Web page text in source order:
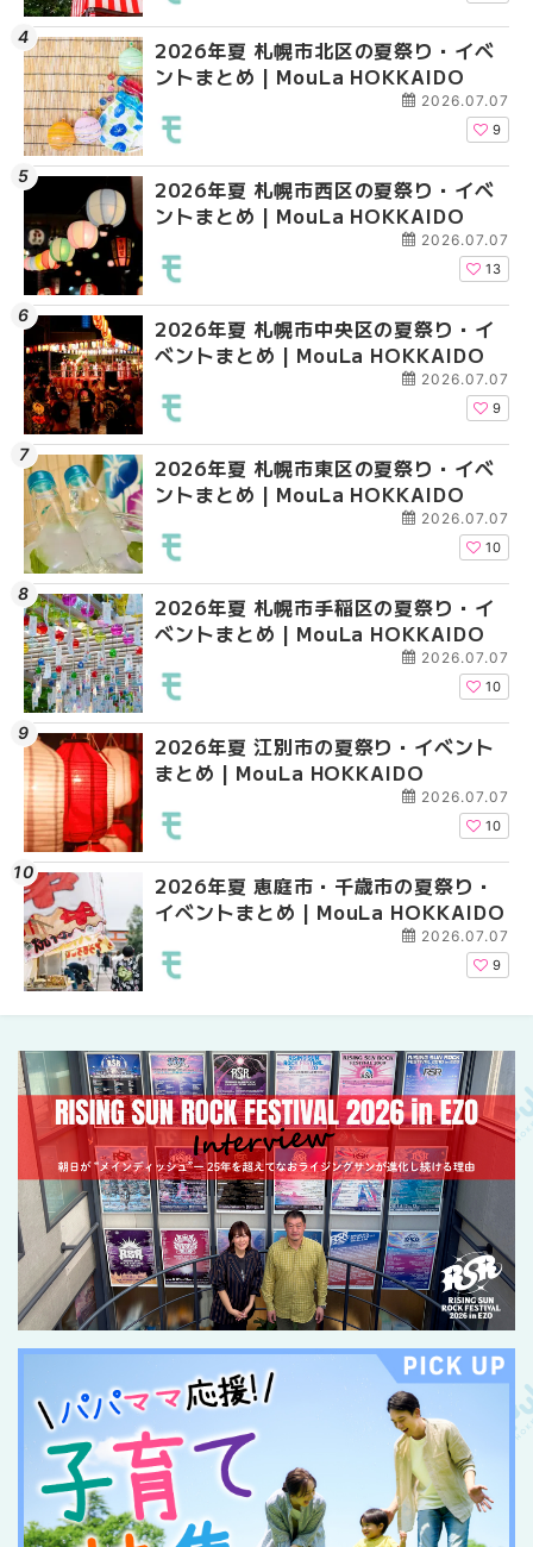
2026年夏 札幌市北区の夏祭り・イベ
ントまとめ | MouLa HOKKAIDO
2026.07.07
9
2026年夏 札幌市西区の夏祭り・イベ
ントまとめ | MouLa HOKKAIDO
2026.07.07
13
2026年夏 札幌市中央区の夏祭り・イ
ベントまとめ | MouLa HOKKAIDO
2026.07.07
9
2026年夏 札幌市東区の夏祭り・イベ
ントまとめ | MouLa HOKKAIDO
2026.07.07
10
2026年夏 札幌市手稲区の夏祭り・イ
ベントまとめ | MouLa HOKKAIDO
2026.07.07
10
2026年夏 江別市の夏祭り・イベント
まとめ | MouLa HOKKAIDO
2026.07.07
10
2026年夏 恵庭市・千歳市の夏祭り・
イベントまとめ | MouLa HOKKAIDO
2026.07.07
9
2026年夏 札幌市豊平
ベントまとめ |
2026年夏 札幌市北区
ントまとめ | MouLa
2026年夏 札幌市清田
ベントまとめ |
2026年夏 札幌市手稲
ベントまとめ |
2026年夏 札幌市中央
ベントまとめ |
2026年夏 札幌市南区
ントまとめ | MouLa
札幌の麻辣湯（マーラ
め専門店9選！本場の
新店まで徹底比較 |
2026年夏 札幌市西区
ントまとめ | MouLa
2026年夏 札幌市清田
ベントまとめ |
2026年夏 札幌市手稲
ベントまとめ |
2026年夏 札幌市豊平
ベントまとめ |
2026年夏 札幌市東区
ントまとめ | MouLa
2026年夏 札幌市南区
ントまとめ | MouLa
札幌の麻辣湯（マーラ
め専門店6選！本場の
新店まで徹底比較 |